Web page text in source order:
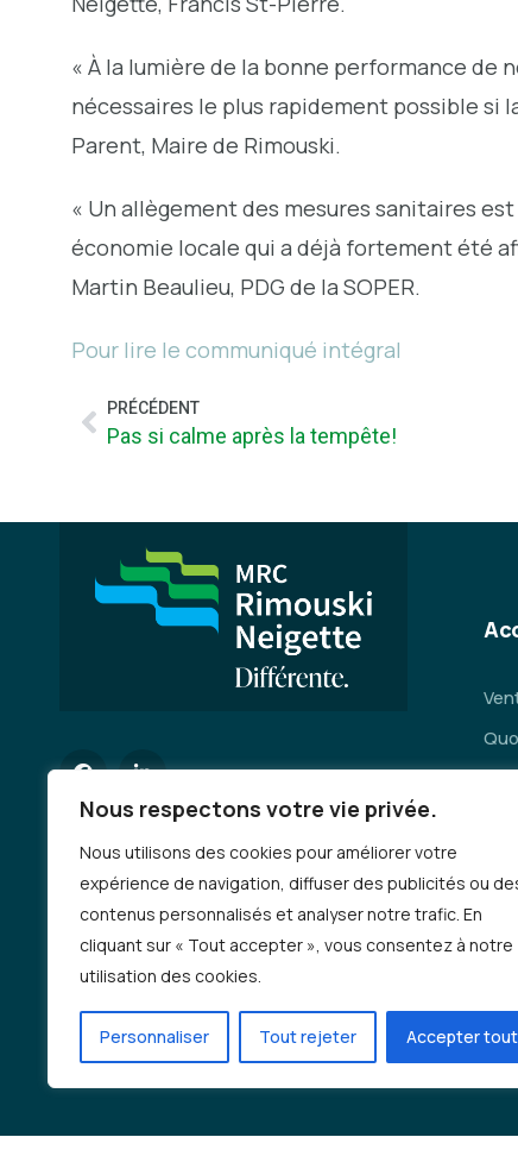
Nous respectons votre vie privée.
Nous utilisons des cookies pour améliorer votre
expérience de navigation, diffuser des publicités ou
contenus personnalisés et analyser notre trafic. En
cliquant sur « Tout accepter », vous consentez à notre
utilisation des cookies.
Personnaliser Tout rejeter Accepter tout
« À la lumière de la bonne performance de
nécessaires le plus rapidement possible si
Parent, Maire de Rimouski.
« Un allègement des mesures sanitaires
économie locale qui a déjà fortement été
Martin Beaulieu, PDG de la SOPER.
Pour lire le communiqué intégral
PRÉCÉDENT
Pas si calme après la tempête!